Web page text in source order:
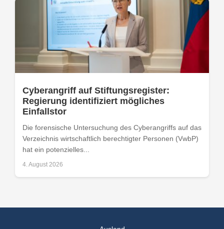
Cyberangriff auf Stiftungsregister:
Regierung identifiziert mögliches
Einfallstor
Die forensische Untersuchung des Cyberangriffs auf das
Verzeichnis wirtschaftlich berechtigter Personen (VwbP)
hat ein potenzielles...
4. August 2026